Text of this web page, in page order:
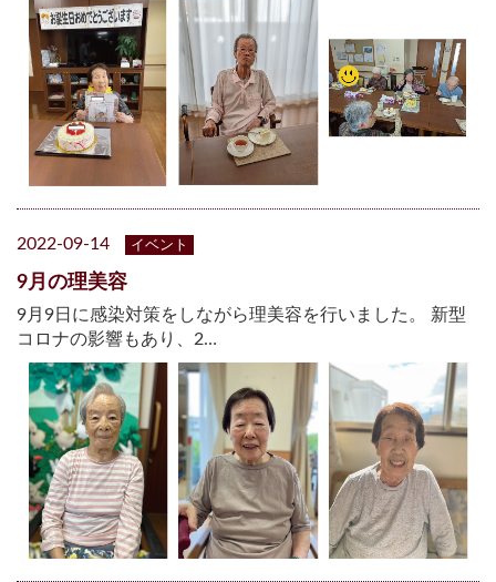
2022-09-14 イベント
9月の理美容
9月9日に感染対策をしながら理美容を行いました。 新型
コロナの影響もあり、2…